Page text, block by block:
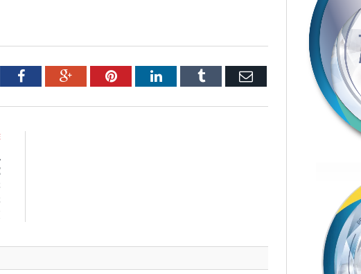
FacebookGoogle+PinterestLinkedInTumblr Email